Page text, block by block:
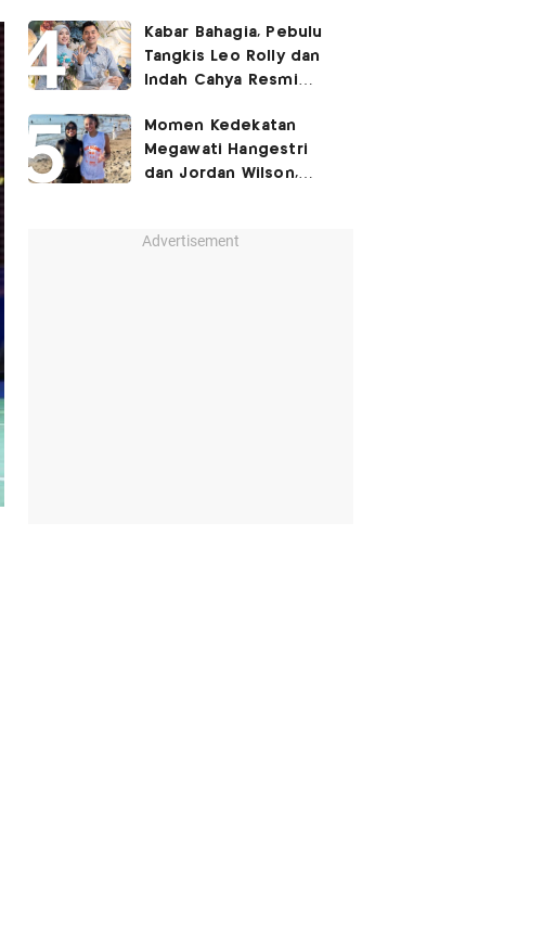
Libatkan Jafar/Felisha!
Kabar Bahagia, Pebulu
Tangkis Leo Rolly dan
Indah Cahya Resmi
Momen Kedekatan
Megawati Hangestri
dan Jordan Wilson,
Advertisement